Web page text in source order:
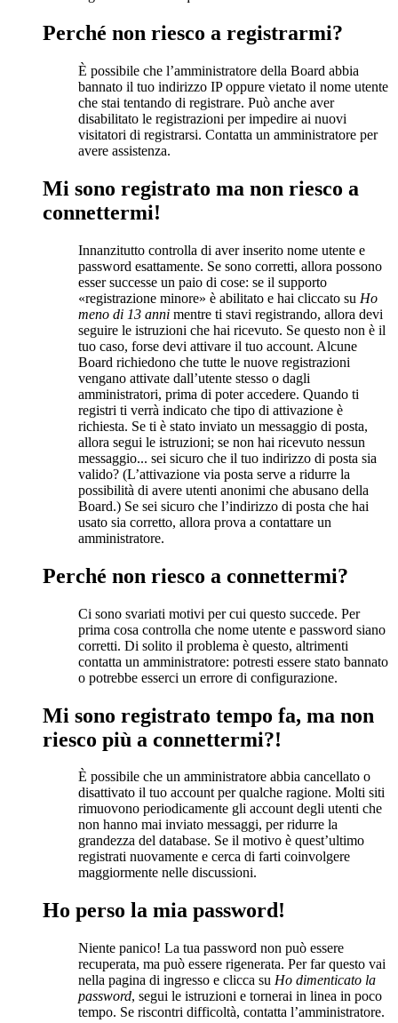
Perché non riesco a registrarmi?
È possibile che l’amministratore della Board abbia
bannato il tuo indirizzo IP oppure vietato il nome utente
che stai tentando di registrare. Può anche aver
disabilitato le registrazioni per impedire ai nuovi
visitatori di registrarsi. Contatta un amministratore per
avere assistenza.
Mi sono registrato ma non riesco a
connettermi!
Innanzitutto controlla di aver inserito nome utente e
password esattamente. Se sono corretti, allora possono
esser successe un paio di cose: se il supporto
«registrazione minore» è abilitato e hai cliccato su Ho
meno di 13 anni mentre ti stavi registrando, allora devi
seguire le istruzioni che hai ricevuto. Se questo non è il
tuo caso, forse devi attivare il tuo account. Alcune
Board richiedono che tutte le nuove registrazioni
vengano attivate dall’utente stesso o dagli
amministratori, prima di poter accedere. Quando ti
registri ti verrà indicato che tipo di attivazione è
richiesta. Se ti è stato inviato un messaggio di posta,
allora segui le istruzioni; se non hai ricevuto nessun
messaggio... sei sicuro che il tuo indirizzo di posta sia
valido? (L’attivazione via posta serve a ridurre la
possibilità di avere utenti anonimi che abusano della
Board.) Se sei sicuro che l’indirizzo di posta che hai
usato sia corretto, allora prova a contattare un
amministratore.
Perché non riesco a connettermi?
Ci sono svariati motivi per cui questo succede. Per
prima cosa controlla che nome utente e password siano
corretti. Di solito il problema è questo, altrimenti
contatta un amministratore: potresti essere stato bannato
o potrebbe esserci un errore di configurazione.
Mi sono registrato tempo fa, ma non
riesco più a connettermi?!
È possibile che un amministratore abbia cancellato o
disattivato il tuo account per qualche ragione. Molti siti
rimuovono periodicamente gli account degli utenti che
non hanno mai inviato messaggi, per ridurre la
grandezza del database. Se il motivo è quest’ultimo
registrati nuovamente e cerca di farti coinvolgere
maggiormente nelle discussioni.
Ho perso la mia password!
Niente panico! La tua password non può essere
recuperata, ma può essere rigenerata. Per far questo vai
nella pagina di ingresso e clicca su Ho dimenticato la
password, segui le istruzioni e tornerai in linea in poco
tempo. Se riscontri difficoltà, contatta l’amministratore.